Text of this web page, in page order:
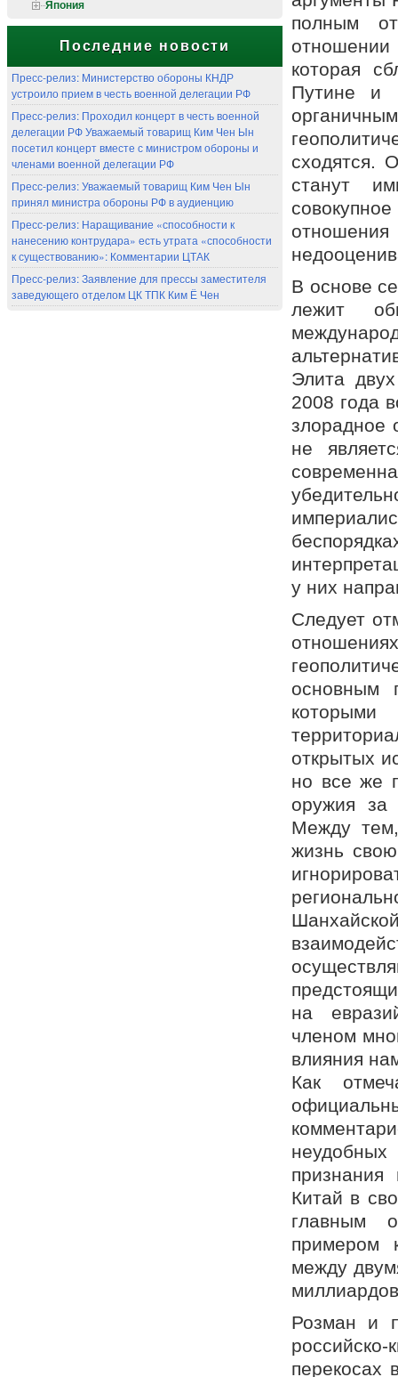
Япония
Последние новости
Пресс-релиз: Министерство обороны КНДР
устроило прием в честь военной делегации РФ
Пресс-релиз: Проходил концерт в честь военной
делегации РФ Уважаемый товарищ Ким Чен Ын
посетил концерт вместе с министром обороны и
членами военной делегации РФ
Пресс-релиз: Уважаемый товарищ Ким Чен Ын
принял министра обороны РФ в аудиенцию
Пресс-релиз: Наращивание «способности к
нанесению контрудара» есть утрата «способности
к существованию»: Комментарии ЦТАК
Пресс-релиз: Заявление для прессы заместителя
заведующего отделом ЦК ТПК Ким Ё Чен
полным
которая
Путине и
сходятся.
станут
В основе
лежит
Элита
2008 года
злорадное
не
у них
Следует
основным
открытых
но все же
оружия за
Между тем,
жизнь
на
членом
влияния
Как
неудобных
Китай в
главным
примером
между
Розман и
перекосах